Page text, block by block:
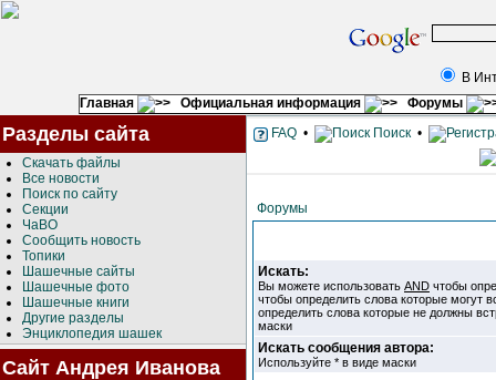
В
Главная
Официальная информация Форумы
Разделы сайта
Скачать файлы
Все новости
Поиск по сайту
Секции
ЧаВО
Сообщить новость
Топики
Шашечные сайты
Шашечные фото
Шашечные книги
Другие разделы
Энциклопедия шашек
Сайт Андрея Иванова
FAQ • Поиск •
Форумы
Искать:
Вы можете использовать AND чтобы
чтобы определить слова которые могут
определить слова которые не должны
маски
Искать сообщения автора:
Используйте * в виде маски